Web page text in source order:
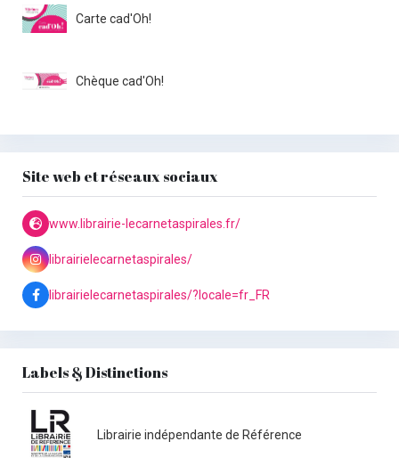
Carte cad'Oh!
Chèque cad'Oh!
Site web et réseaux sociaux
www.librairie-lecarnetaspirales.fr/
librairielecarnetaspirales/
librairielecarnetaspirales/?locale=fr_FR
Labels & Distinctions
Librairie indépendante de Référence